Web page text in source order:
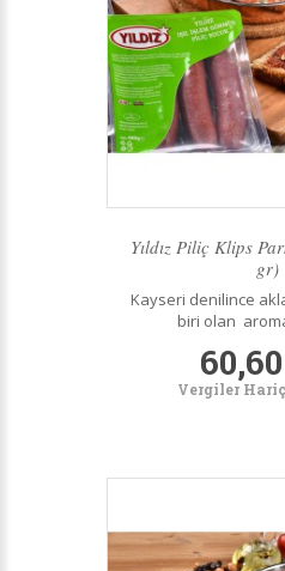
Yıldız Piliç Klips
gr)
Kayseri denilince
biri olan
Vergiler